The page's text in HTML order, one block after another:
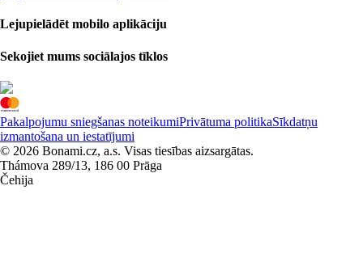
Lejupielādēt mobilo aplikāciju
Sekojiet mums sociālajos tīklos
Pakalpojumu sniegšanas noteikumiPrivātuma politikaSīkdatņu
izmantošana un iestatījumi
© 2026 Bonami.cz, a.s. Visas tiesības aizsargātas.
Thámova 289/13, 186 00 Prāga
Čehija